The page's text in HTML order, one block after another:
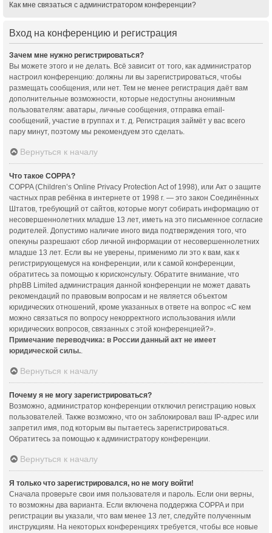
Как мне связаться с администратором конференции?
Вход на конференцию и регистрация
Зачем мне нужно регистрироваться?
Вы можете этого и не делать. Всё зависит от того, как администратор
настроил конференцию: должны ли вы зарегистрироваться, чтобы
размещать сообщения, или нет. Тем не менее регистрация даёт вам
дополнительные возможности, которые недоступны анонимным
пользователям: аватары, личные сообщения, отправка email-
сообщений, участие в группах и т. д. Регистрация займёт у вас всего
пару минут, поэтому мы рекомендуем это сделать.
Вернуться к началу
Что такое COPPA?
COPPA (Children’s Online Privacy Protection Act of 1998), или Акт о защите
частных прав ребёнка в интернете от 1998 г. — это закон Соединённых
Штатов, требующий от сайтов, которые могут собирать информацию от
несовершеннолетних младше 13 лет, иметь на это письменное согласие
родителей. Допустимо наличие иного вида подтверждения того, что
опекуны разрешают сбор личной информации от несовершеннолетних
младше 13 лет. Если вы не уверены, применимо ли это к вам, как к
регистрирующемуся на конференции, или к самой конференции,
обратитесь за помощью к юрисконсульту. Обратите внимание, что
phpBB Limited администрация данной конференции не может давать
рекомендаций по правовым вопросам и не является объектом
юридических отношений, кроме указанных в ответе на вопрос «С кем
можно связаться по вопросу некорректного использования и/или
юридических вопросов, связанных с этой конференцией?».
Примечание переводчика: в России данный акт не имеет
юридической силы..
Вернуться к началу
Почему я не могу зарегистрироваться?
Возможно, администратор конференции отключил регистрацию новых
пользователей. Также возможно, что он заблокировал ваш IP-адрес или
запретил имя, под которым вы пытаетесь зарегистрироваться.
Обратитесь за помощью к администратору конференции.
Вернуться к началу
Я только что зарегистрировался, но не могу войти!
Сначала проверьте свои имя пользователя и пароль. Если они верны,
то возможны два варианта. Если включена поддержка COPPA и при
регистрации вы указали, что вам менее 13 лет, следуйте полученным
инструкциям. На некоторых конференциях требуется, чтобы все новые